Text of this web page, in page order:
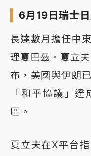
6月19日瑞士
長達數月擔任中
理夏巴茲．夏立
布，美國與伊朗
「和平協議」
區。
夏立夫在X平台